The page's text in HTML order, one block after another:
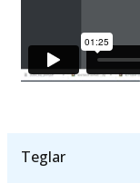
Teglar